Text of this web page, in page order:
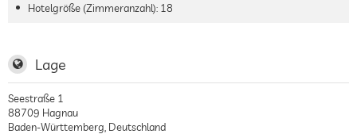
Hotelgröße (Zimmeranzahl): 18
Lage
Seestraße 1
88709 Hagnau
Baden-Württemberg Deutschland